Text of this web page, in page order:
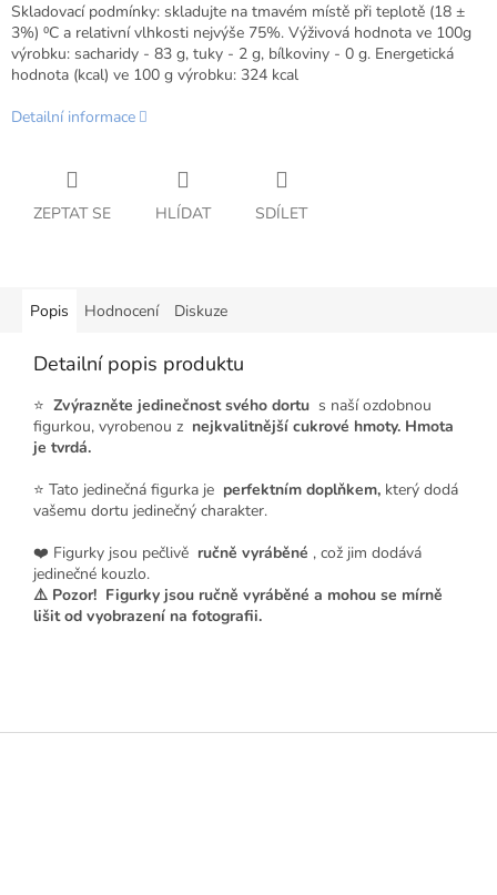
Skladovací podmínky: skladujte na tmavém místě při teplotě (18 ±
3%) ⁰С a relativní vlhkosti nejvýše 75%. Výživová hodnota ve 100g
výrobku: sacharidy - 83 g, tuky - 2 g, bílkoviny - 0 g. Energetická
hodnota (kcal) ve 100 g výrobku: 324 kcal
Detailní informace
ZEPTAT SE HLÍDAT SDÍLET
Popis Hodnocení Diskuze
Detailní popis produktu
⭐ Zvýrazněte jedinečnost svého dortu s naší ozdobnou
figurkou, vyrobenou z nejkvalitnější cukrové hmoty. Hmota
je tvrdá.
⭐ Tato jedinečná figurka je perfektním doplňkem, který dodá
vašemu dortu jedinečný charakter.
❤️ Figurky jsou pečlivě ručně vyráběné , což jim dodává
jedinečné kouzlo.
⚠️ Pozor! Figurky jsou ručně vyráběné a mohou se mírně
lišit od vyobrazení na fotografii.
Z